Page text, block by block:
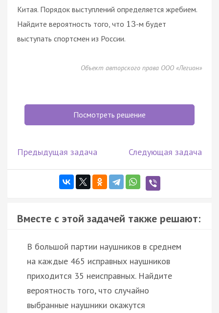
Китая. Порядок выступлений определяется жребием.
Найдите вероятность того, что 13-м будет
выступать спортсмен из России.
Объект авторского права ООО «Легион»
Посмотреть решение
Предыдущая задача Следующая задача
Вместе с этой задачей также решают:
В большой партии наушников в среднем
на каждые 465 исправных наушников
приходится 35 неисправных. Найдите
вероятность того, что случайно
выбранные наушники окажутся